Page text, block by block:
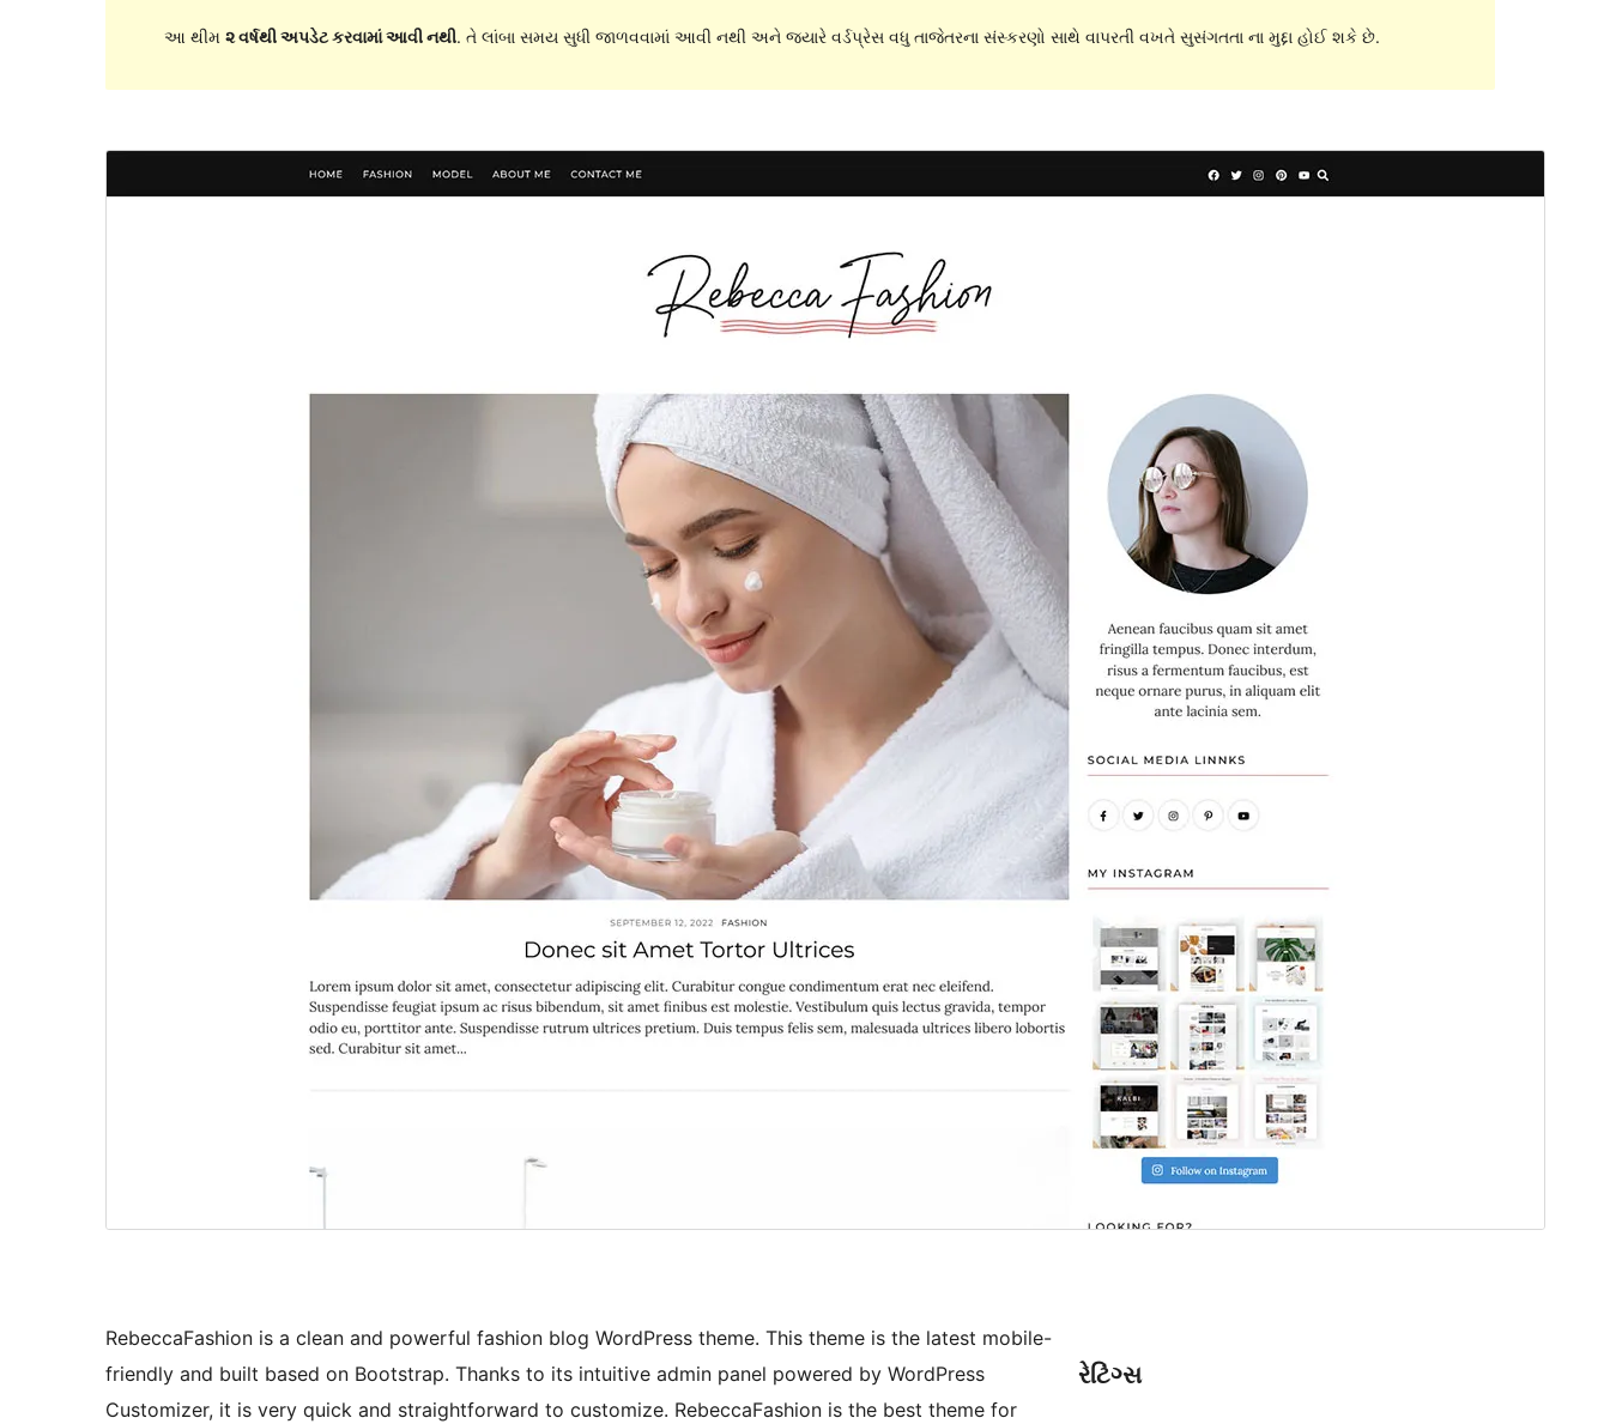
આ થીમ ૨ વર્ષથી અપડેટ કરવામાં આવી નથી. તે લાંબા સમય સુધી જાળવવામાં આવી નથી અને જ્યારે વર્ડપ્રેસ વધુ તાજેતરના સંસ્કરણો સાથે વાપરતી વખતે સુસંગતતા ના મુદ્દા હોઈ શકે છે.
ડાઉનલોડ કરો
RebeccaFashion is a clean and powerful fashion blog WordPress theme. This theme is the latest mobile-
friendly and built based on Bootstrap. Thanks to its intuitive admin panel powered by WordPress
Customizer, it is very quick and straightforward to customize. RebeccaFashion is the best theme for
રેટિંગ્સ